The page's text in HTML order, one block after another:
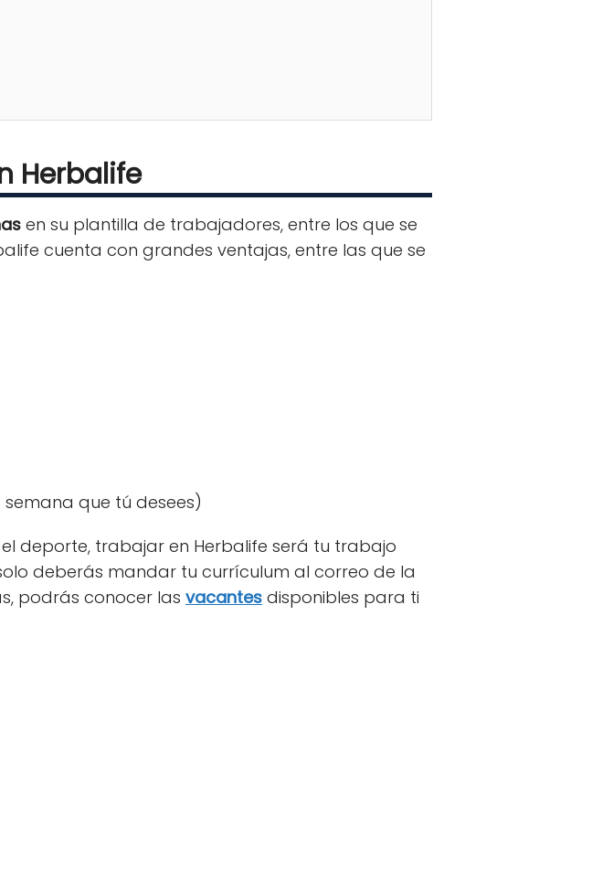
Herbalife
en su plantilla de trabajadores, entre los que se
cuenta con grandes ventajas, entre las que se
que tú desees)
deporte, trabajar en Herbalife será tu trabajo
deberás mandar tu currículum al correo de la
podrás conocer las vacantes disponibles para ti